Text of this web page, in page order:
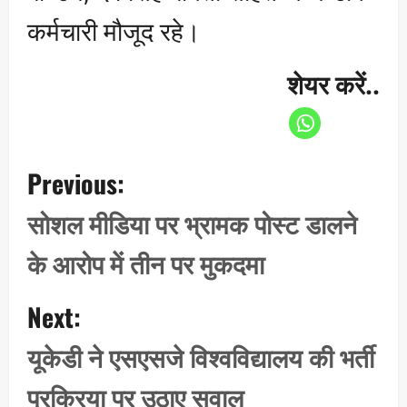
कर्मचारी मौजूद रहे।
शेयर करें..
o
s
t
n
v
i
g
a
Previous:
सोशल मीडिया पर भ्रामक पोस्ट डालने
के आरोप में तीन पर मुकदमा
Next:
यूकेडी ने एसएसजे विश्वविद्यालय की भर्ती
प्रक्रिया पर उठाए सवाल